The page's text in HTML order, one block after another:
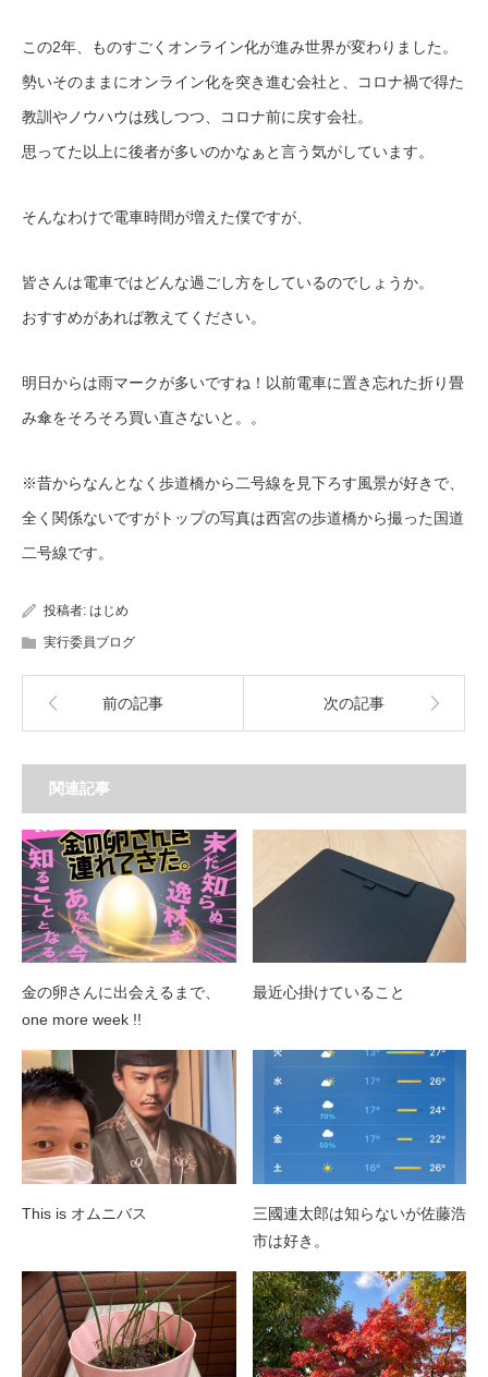
この2年、ものすごくオンライン化が進み世界が変わりました。
勢いそのままにオンライン化を突き進む会社と、コロナ禍で得た
教訓やノウハウは残しつつ、コロナ前に戻す会社。
思ってた以上に後者が多いのかなぁと言う気がしています。
そんなわけで電車時間が増えた僕ですが、
皆さんは電車ではどんな過ごし方をしているのでしょうか。
おすすめがあれば教えてください。
明日からは雨マークが多いですね！以前電車に置き忘れた折り畳
み傘をそろそろ買い直さないと。。
※昔からなんとなく歩道橋から二号線を見下ろす風景が好きで、
全く関係ないですがトップの写真は西宮の歩道橋から撮った国道
二号線です。
投稿者: はじめ
実行委員ブログ
前の記事 次の記事
関連記事
金の卵さんに出会えるまで、
one more week !!
最近心掛けていること
This is オムニバス
三國連太郎は知らないが佐藤浩
市は好き。